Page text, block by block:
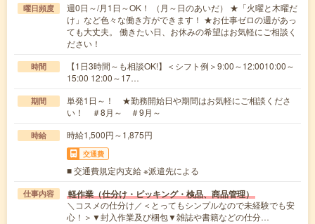
曜日頻度
週0日～/月1日～OK！ （月～日のあいだ） ★「火曜と木曜だ
け」など色々な働き方ができます！ ★お仕事ゼロの週があっ
ても大丈夫。 働きたい日、お休みの希望はお気軽にご相談く
ださい！
時間
【1日3時間～も相談OK!】＜シフト例＞9:00～12:0010:00～
15:00 12:00～17…
期間
単発1日～！ ★勤務開始日や期間はお気軽にご相談くださ
い！ ＃8月～ ＃9月～
時給 時給1,500円～1,875円
交通費
■ 交通費規定内支給 ※派遣先による
仕事内容 軽作業（仕分け・ピッキング・検品、商品管理）
＼コスメの仕分け／＜とってもシンプルなので未経験でも安
心！＞▼封入作業及び梱包▼雑誌や書籍などの仕分…